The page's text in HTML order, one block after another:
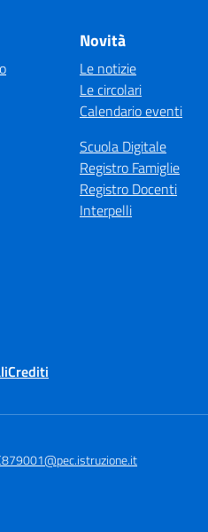
Novità
Le notizie
Le circolari
Calendario eventi
Scuola Digitale
Registro Famiglie
Registro Docenti
Interpelli
Crediti